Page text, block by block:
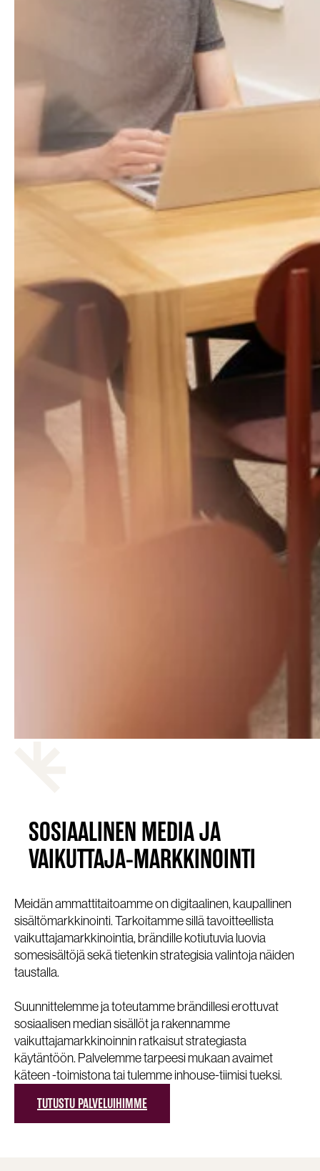
SOSIAALINEN MEDIA JA
VAIKUTTAJA-MARKKINOINTI
Meidän ammattitaitoamme on digitaalinen, kaupallinen
sisältömarkkinointi. Tarkoitamme sillä tavoitteellista
vaikuttajamarkkinointia, brändille kotiutuvia luovia
somesisältöjä sekä tietenkin strategisia valintoja näiden
taustalla.
Suunnittelemme ja toteutamme brändillesi erottuvat
sosiaalisen median sisällöt ja rakennamme
vaikuttajamarkkinoinnin ratkaisut strategiasta
käytäntöön. Palvelemme tarpeesi mukaan avaimet
käteen -toimistona tai tulemme inhouse-tiimisi tueksi.
TUTUSTU PALVELUIHIMME